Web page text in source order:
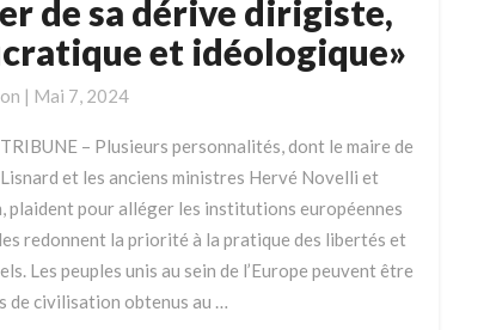
de sa dérive dirigiste,
et idéologique»
| Mai 7, 2024
– Plusieurs personnalités, dont le maire de
et les anciens ministres Hervé Novelli et
plaident pour alléger les institutions européennes
redonnent la priorité à la pratique des libertés et
Les peuples unis au sein de l’Europe peuvent être
de civilisation obtenus au …